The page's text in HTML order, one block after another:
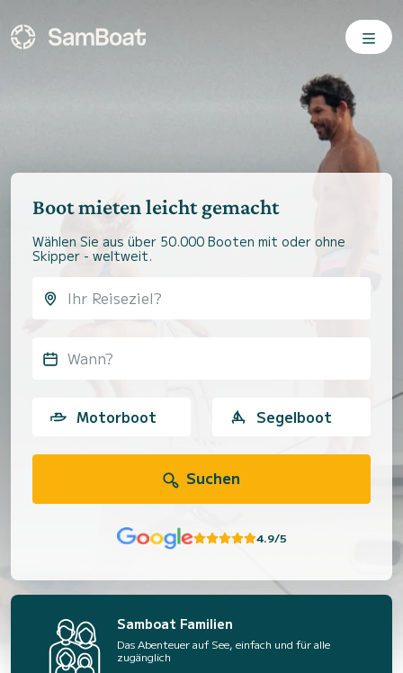
Boot mieten leicht gemacht
Wählen Sie aus über 50.000 Booten mit oder ohne
Skipper - weltweit.
Wann?
Motorboot Segelboot
Suchen
4.9/5
Samboat Familien
Das Abenteuer auf See, einfach und für alle
zugänglich